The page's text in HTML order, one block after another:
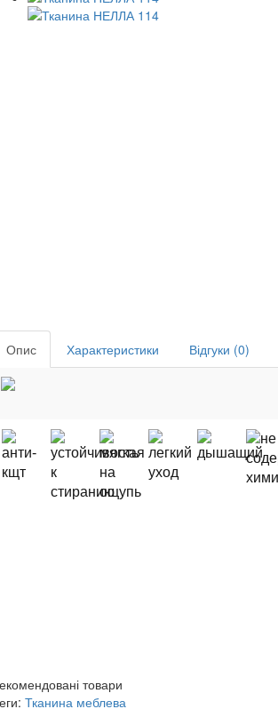
Опис Характеристики Відгуки (0)
товари
Тканина меблева